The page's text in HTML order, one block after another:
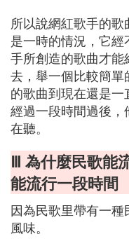
所以說網紅歌手的
是一時的情況，它
手所創造的歌曲才
去，舉一個比較簡
的歌曲到現在還是
經過一段時間過後，
在聽。
Ⅲ 為什麼民歌能
能流行一段時間
因為民歌里帶有一
風味。